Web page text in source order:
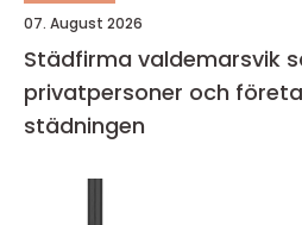
07. August 2026
Städfirma valdemarsvik så väljer
privatpersoner och
städningen